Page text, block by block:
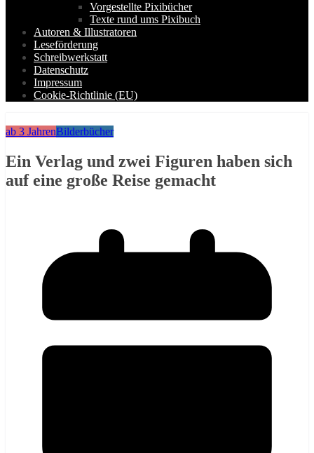
Vorgestellte Pixibücher
Texte rund ums Pixibuch
Autoren & Illustratoren
Leseförderung
Schreibwerkstatt
Datenschutz
Impressum
Cookie-Richtlinie (EU)
ab 3 JahrenBilderbücher
Ein Verlag und zwei Figuren haben sich
auf eine große Reise gemacht